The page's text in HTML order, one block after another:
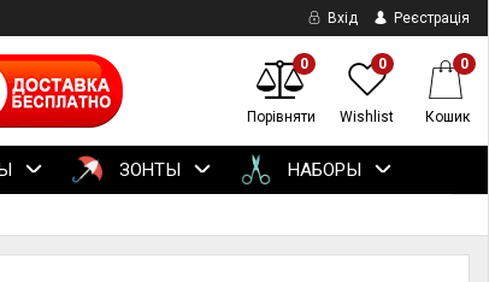
Вхід Реєстрація
0
Порівняти
0
Wishlist
0
Кошик
ЗОНТЫ НАБОРЫ